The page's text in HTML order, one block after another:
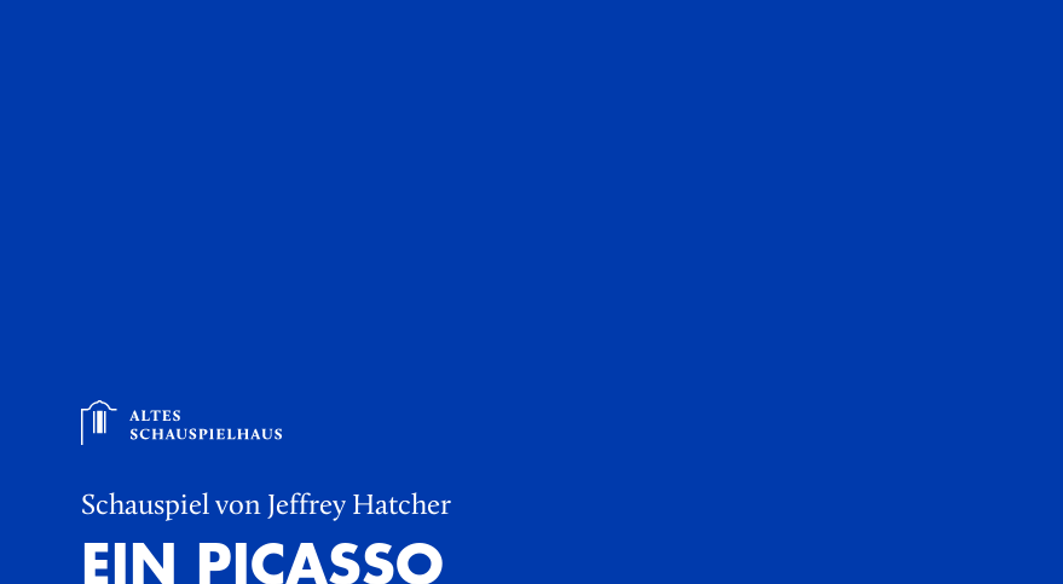
Schauspiel von Jeffrey Hatcher
EIN PICASSO